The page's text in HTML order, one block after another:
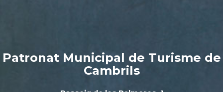
Patronat Municipal de Turisme de
Cambrils